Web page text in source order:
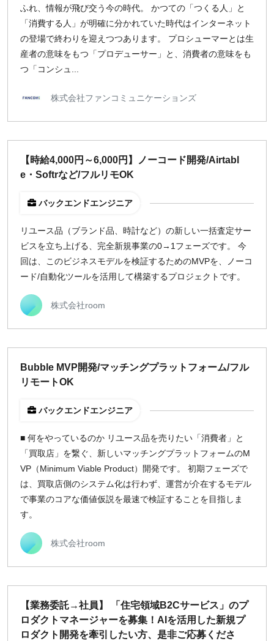
ふれ、情報が飛び交う今の時代。 かつての「つくる人」と
「消費する人」が明確に分かれていた時代はインターネット
の登場で終わりを迎えつつあります。 プロシューマーとは生
産者の意味をもつ「プロデューサー」と、消費者の意味をも
つ「コンシュ...
株式会社ファンコミュニケーションズ
【時給4,000円～6,000円】ノーコード開発/Airtabl
e・Softrなど/フルリモOK
バックエンドエンジニア
リユース品（ブランド品、時計など）の新しい一括査定サー
ビスを立ち上げる、完全新規事業の0→1フェーズです。 今
回は、このビジネスモデルを検証するためのMVPを、ノーコ
ード/自動化ツールを活用して構築するプロジェクトです。
株式会社room
Bubble MVP開発/マッチングプラットフォーム/フル
リモートOK
バックエンドエンジニア
■ 何をやっているのか リユース品を売りたい「消費者」と
「買取店」を繋ぐ、新しいマッチングプラットフォームのM
VP（Minimum Viable Product）開発です。 初期フェーズで
は、買取店側のシステム化は行わず、運営が介在するモデル
で事業のコアな価値仮説を最速で検証することを目指しま
す。
株式会社room
【業務委託→社員】 「住宅領域B2Cサービス」のプ
ロダクトマネージャーを募集！AIを活用した新規プ
ロダクト開発を牽引したい方、是非ご応募くださ